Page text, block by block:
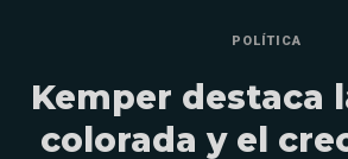
POLÍTICA
Kemper destaca
colorada y el